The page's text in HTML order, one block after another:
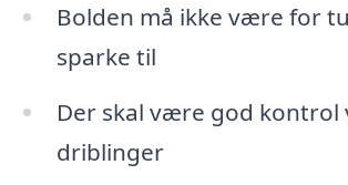
Bolden må ikke være for
sparke til
Der skal være god kontrol
driblinger